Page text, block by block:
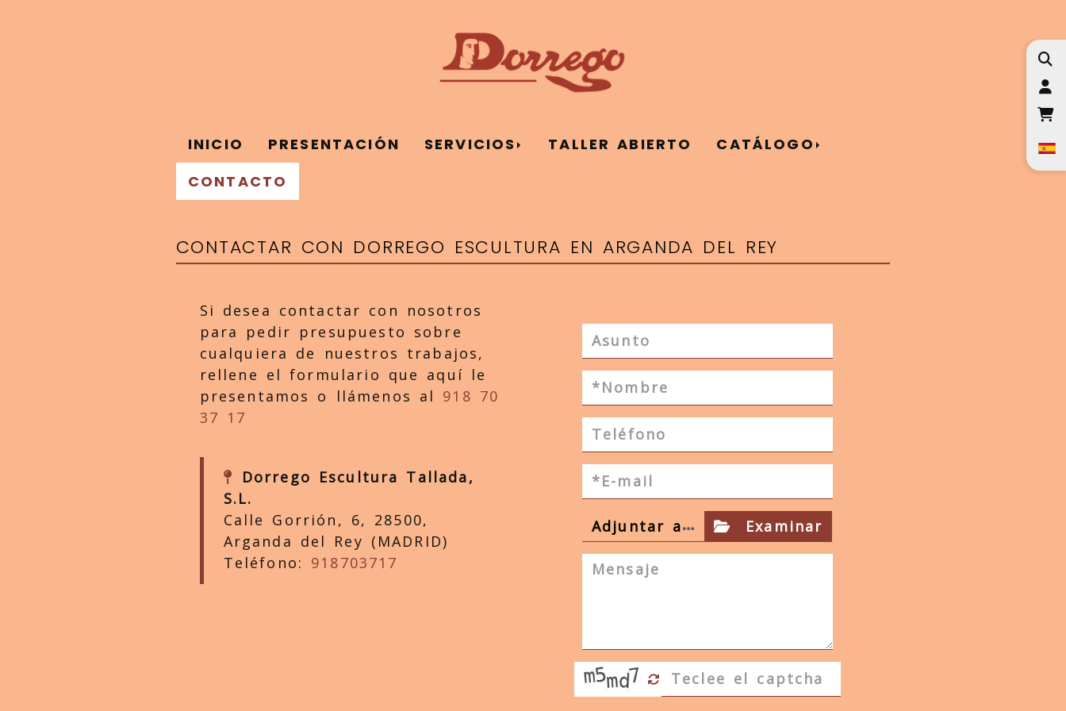
INICIO PRESENTACIÓN SERVICIOS TALLER ABIERTO
CATÁLOGO
CONTACTO
CONTACTAR CON DORREGO ESCULTURA EN ARGANDA DEL REY
Si desea contactar con nosotros
para pedir presupuesto sobre
cualquiera de nuestros trabajos,
rellene el formulario que aquí le
presentamos o llámenos al 918 70
37 17
Dorrego Escultura Tallada,
S.L.
Calle Gorrión, 6, 28500,
Arganda del Rey (MADRID)
Teléfono: 918703717
…
Adjuntar a
rchivo
Examinar